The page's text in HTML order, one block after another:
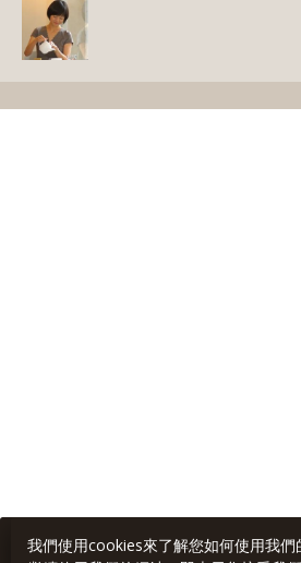
我們使用cookies來了解您如何使用我們